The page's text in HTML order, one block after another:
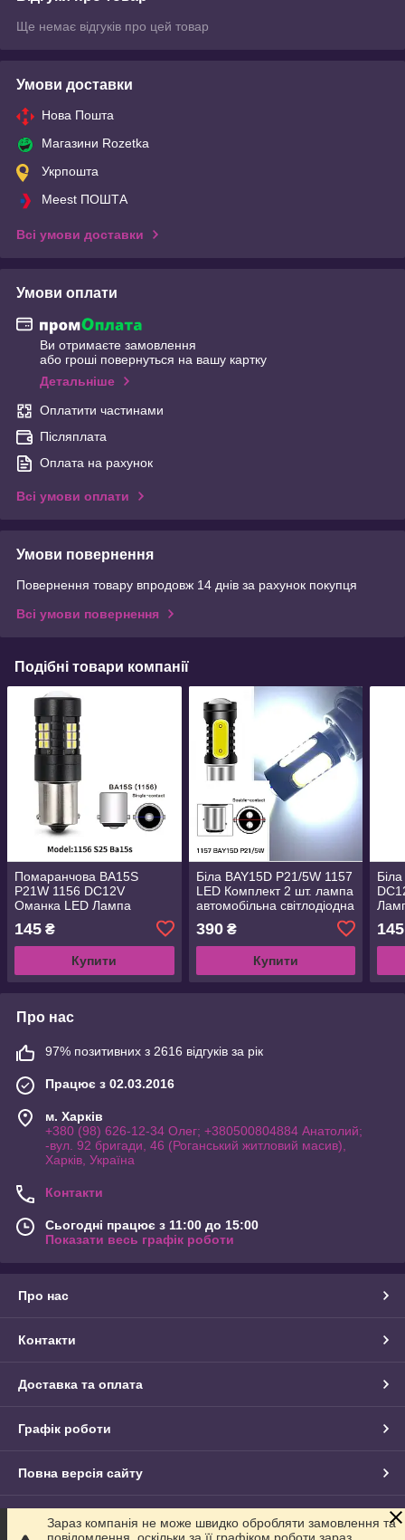
Ще немає відгуків про цей товар
Умови доставки
Нова Пошта
Магазини Rozetka
Укрпошта
Meest ПОШТА
Всі умови доставки
Умови оплати
Ви отримаєте замовлення
або гроші повернуться на вашу картку
Детальніше
Оплатити частинами
Післяплата
Оплата на рахунок
Всі умови оплати
Умови повернення
Повернення товару впродовж 14 днів за рахунок покупця
Всі умови повернення
Подібні товари компанії
Помаранчова BA15S
P21W 1156 DC12V
Оманка LED Лампа
автомобільна світлодіодна
одноконтактна
145 ₴
Купити
Біла BAY15D P21/5W 1157
LED Комплект 2 шт. лампа
автомобільна світлодіодна
390₴
Купити
145
Про нас
97% позитивних з 2616 відгуків за рік
Працює з 02.03.2016
м. Харків
+380 (98) 626-12-34 Олег; +380500804884 Анатолий;
-вул. 92 бригади, 46 (Роганський житловий масив),
Харків, Україна
Контакти
Сьогодні працює з 11:00 до 15:00
Показати весь графік роботи
Про нас
Контакти
Доставка та оплата
Графік роботи
Повна версія сайту
Сайт створено на маркетплейсі Prom.ua
Зараз компанія не може швидко обробляти замовлення та